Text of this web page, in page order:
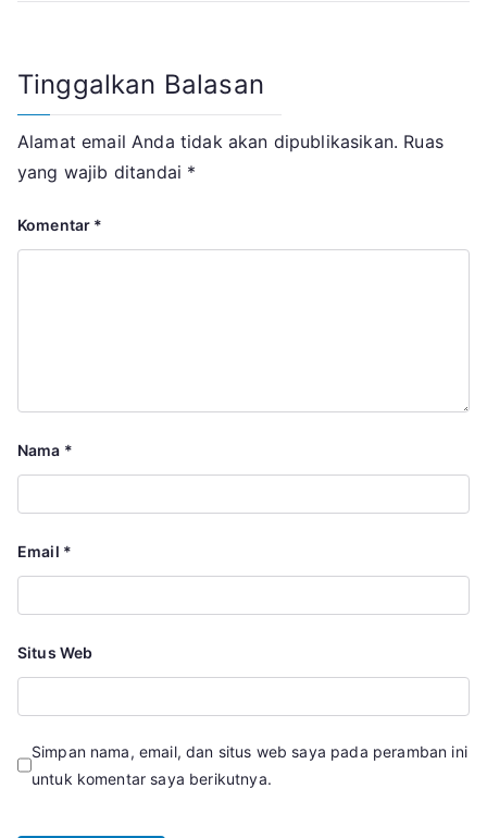
Tinggalkan Balasan
Alamat email Anda tidak akan dipublikasikan. Ruas
yang wajib ditandai *
Komentar *
Nama *
Email *
Situs Web
Simpan nama, email, dan situs web saya pada peramban ini
untuk komentar saya berikutnya.